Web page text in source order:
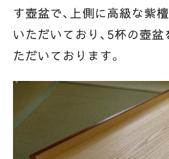
す壺盆で、上側に高級な紫
いただいており、5杯の壺
ただいております。